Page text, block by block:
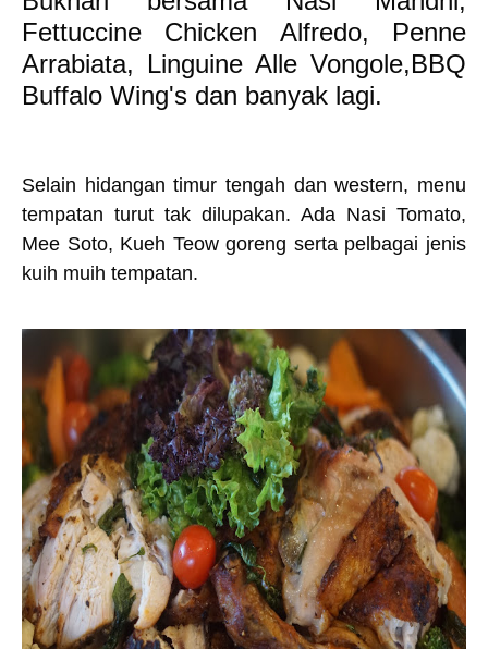
Fettuccine Chicken Alfredo, Penne
Arrabiata, Linguine Alle Vongole,BBQ
Buffalo Wing's dan banyak lagi.
Selain hidangan timur tengah dan western, menu
tempatan turut tak dilupakan. Ada Nasi Tomato,
Mee Soto, Kueh Teow goreng serta pelbagai jenis
kuih muih tempatan.